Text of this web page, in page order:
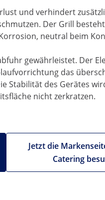
und verhindert
Der Grill
neutral beim
gewährleistet. Der
das
Stabilität des Gerätes
nicht zerkratzen.
Jetzt die
Catering